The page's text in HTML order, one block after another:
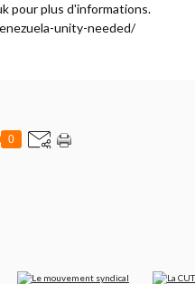
pour plus d'informations.
unity-needed/
0